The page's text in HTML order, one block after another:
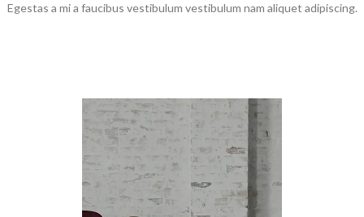
Egestas a mi a faucibus vestibulum vestibulum nam aliquet adipiscing.